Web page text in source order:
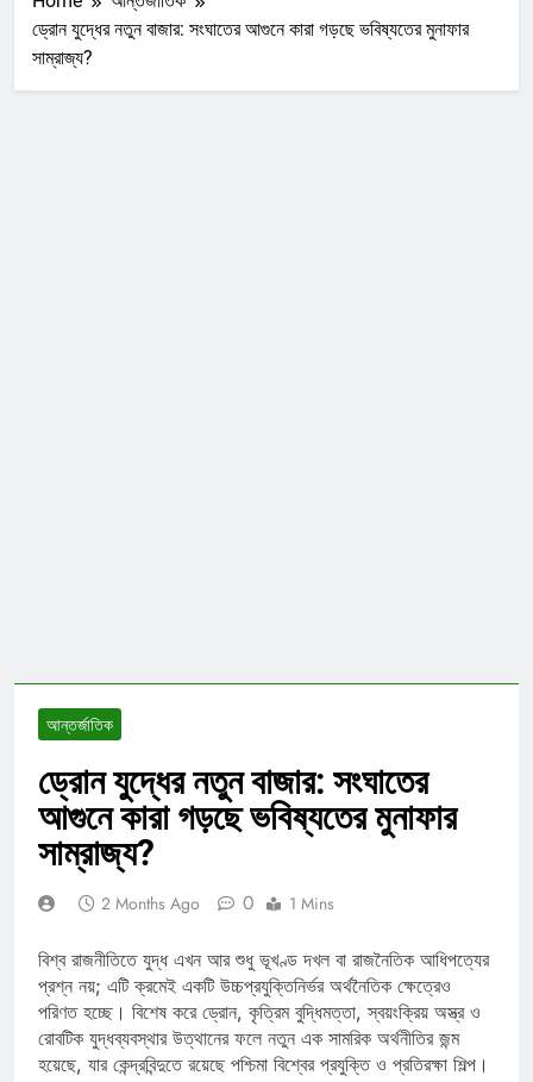
ড্রোন যুদ্ধের নতুন বাজার: সংঘাতের আগুনে কারা গড়ছে ভবিষ্যতের মুনাফার
সাম্রাজ্য?
আন্তর্জাতিক
ড্রোন যুদ্ধের নতুন বাজার: সংঘাতের
আগুনে কারা গড়ছে ভবিষ্যতের মুনাফার
সাম্রাজ্য?
2 Months Ago 0 1 Mins
বিশ্ব রাজনীতিতে যুদ্ধ এখন আর শুধু ভূখণ্ড দখল বা রাজনৈতিক আধিপত্যের
প্রশ্ন নয়; এটি ক্রমেই একটি উচ্চপ্রযুক্তিনির্ভর অর্থনৈতিক ক্ষেত্রেও
পরিণত হচ্ছে। বিশেষ করে ড্রোন, কৃত্রিম বুদ্ধিমত্তা, স্বয়ংক্রিয় অস্ত্র ও
রোবটিক যুদ্ধব্যবস্থার উত্থানের ফলে নতুন এক সামরিক অর্থনীতির জন্ম
হয়েছে, যার কেন্দ্রবিন্দুতে রয়েছে পশ্চিমা বিশ্বের প্রযুক্তি ও প্রতিরক্ষা শিল্প।